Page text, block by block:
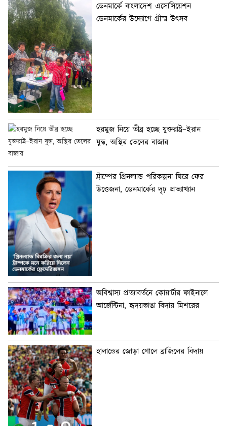
ডেনমার্কে বাংলাদেশ এসোসিয়েশন
ডেনমার্কের উদ্যোগে গ্রীস্ম উৎসব
হরমুজ নিয়ে তীব্র হচ্ছে যুক্তরাষ্ট্র–ইরান
যুদ্ধ, অস্থির তেলের বাজার
ট্রাম্পের গ্রিনল্যান্ড পরিকল্পনা ঘিরে ফের
উত্তেজনা, ডেনমার্কের দৃঢ় প্রত্যাখ্যান
অবিশ্বাস্য প্রত্যাবর্তনে কোয়ার্টার ফাইনালে
আর্জেন্টিনা, হৃদয়ভাঙা বিদায় মিশরের
হালান্ডের জোড়া গোলে ব্রাজিলের বিদায়